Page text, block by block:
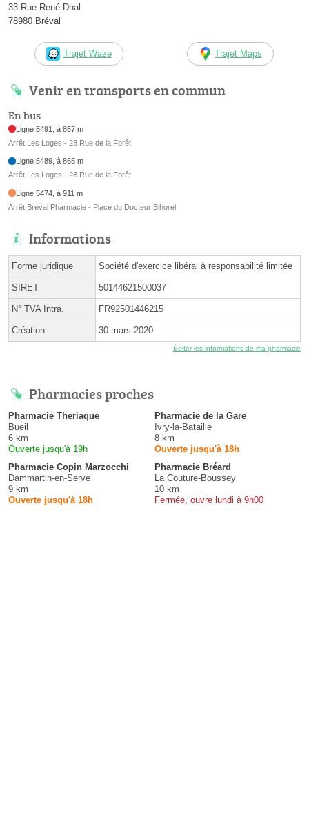
33 Rue René Dhal
78980 Bréval
Trajet Waze Trajet Maps
Venir en transports en commun
En bus
Ligne 5491, à 857 m
Arrêt Les Loges - 28 Rue de la Forêt
Ligne 5489, à 865 m
Arrêt Les Loges - 28 Rue de la Forêt
Ligne 5474, à 911 m
Arrêt Bréval Pharmacie - Place du Docteur Bihorel
Informations
Forme juridique Société d'exercice libéral à responsabilité limitée
SIRET 50144621500037
N° TVA Intra. FR92501446215
Création 30 mars 2020
Éditer les informations de ma pharmacie
Pharmacies proches
Pharmacie Theriaque
Bueil
6 km
Ouverte jusqu'à 19h
Pharmacie de la Gare
Ivry-la-Bataille
8 km
Ouverte jusqu'à 18h
Pharmacie Copin Marzocchi
Dammartin-en-Serve
9 km
Ouverte jusqu'à 18h
Pharmacie Bréard
La Couture-Boussey
10 km
Fermée, ouvre lundi à 9h00